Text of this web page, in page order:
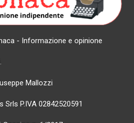
- Informazione e opinione
Mallozzi
Srls P.IVA 02842520591